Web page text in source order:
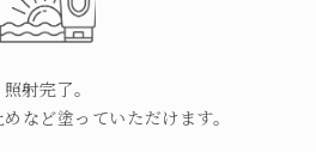
照射完了。
など塗っていただけます。